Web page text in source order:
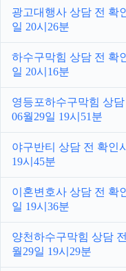
광고대행사 상담 전 확
일 20시26분
하수구막힘 상담 전 확
일 20시16분
영등포하수구막힘 상
06월29일 19시51분
야구반티 상담 전 확인
19시45분
이혼변호사 상담 전 확
일 19시36분
양천하수구막힘 상담
월29일 19시29분